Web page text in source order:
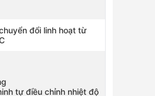
đổi linh hoạt từ
tự điều chỉnh nhiệt độ